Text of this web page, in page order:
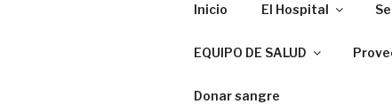
Inicio El Hospital
EQUIPO DE SALUD
Donar sangre